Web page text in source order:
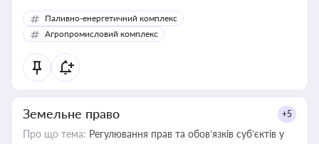
Паливно-енергетичний комплекс
Агропромисловий комплекс
Земельне право +5
Про що тема: Регулювання прав та обов’язків суб’єктів у